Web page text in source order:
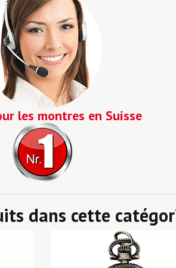
les montres en Suisse
dans cette